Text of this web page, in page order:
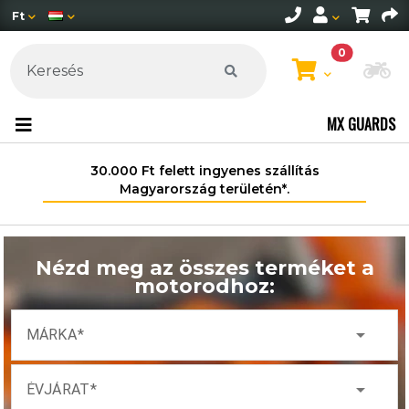
Ft
0
MX GUARDS
30.000 Ft felett ingyenes szállítás
Magyarország területén*.
Nézd meg az összes terméket a
motorodhoz:
MÁRKA arrow_drop_down
ÉVJÁRAT arrow_drop_down